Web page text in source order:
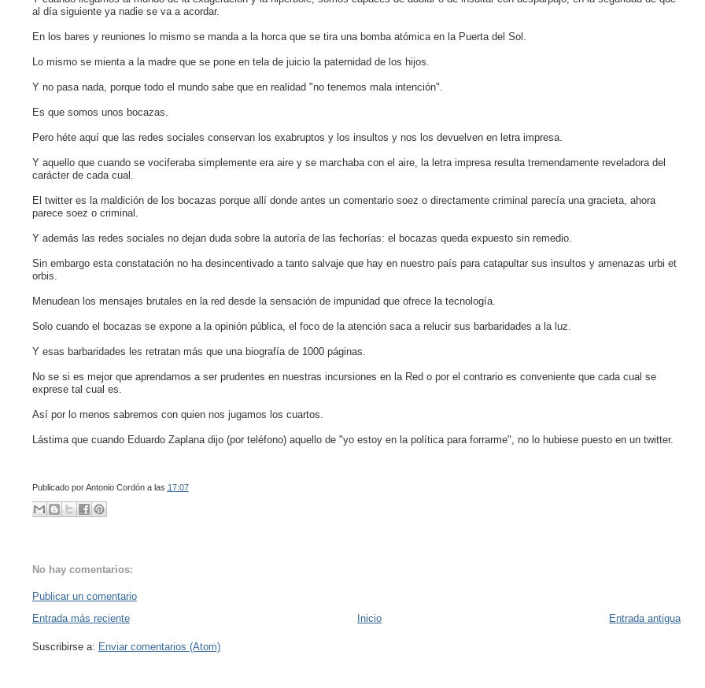
al día siguiente ya nadie se va a acordar.
En los bares y reuniones lo mismo se manda a la horca que se tira una bomba atómica en la Puerta del Sol.
Lo mismo se mienta a la madre que se pone en tela de juicio la paternidad de los hijos.
Y no pasa nada, porque todo el mundo sabe que en realidad "no tenemos mala intención".
Es que somos unos bocazas.
Pero héte aquí que las redes sociales conservan los exabruptos y los insultos y nos los devuelven en letra impresa.
Y aquello que cuando se vociferaba simplemente era aire y se marchaba con el aire, la letra impresa resulta tremendamente reveladora del
carácter de cada cual.
El twitter es la maldición de los bocazas porque allí donde antes un comentario soez o directamente criminal parecía una gracieta, ahora
parece soez o criminal.
Y además las redes sociales no dejan duda sobre la autoría de las fechorías: el bocazas queda expuesto sin remedio.
Sin embargo esta constatación no ha desincentivado a tanto salvaje que hay en nuestro país para catapultar sus insultos y amenazas urbi et
orbis.
Menudean los mensajes brutales en la red desde la sensación de impunidad que ofrece la tecnología.
Solo cuando el bocazas se expone a la opinión pública, el foco de la atención saca a relucir sus barbaridades a la luz.
Y esas barbaridades les retratan más que una biografía de 1000 páginas.
No se si es mejor que aprendamos a ser prudentes en nuestras incursiones en la Red o por el contrario es conveniente que cada cual se
exprese tal cual es.
Así por lo menos sabremos con quien nos jugamos los cuartos.
Lástima que cuando Eduardo Zaplana dijo (por teléfono) aquello de "yo estoy en la política para forrarme", no lo hubiese puesto en un twitter.
Publicado porAntonio Cordón a las 17:07
No hay comentarios:
Publicar un comentario
Entrada más reciente
Entrada antigua
Inicio
Suscribirse a: Enviar comentarios (Atom)